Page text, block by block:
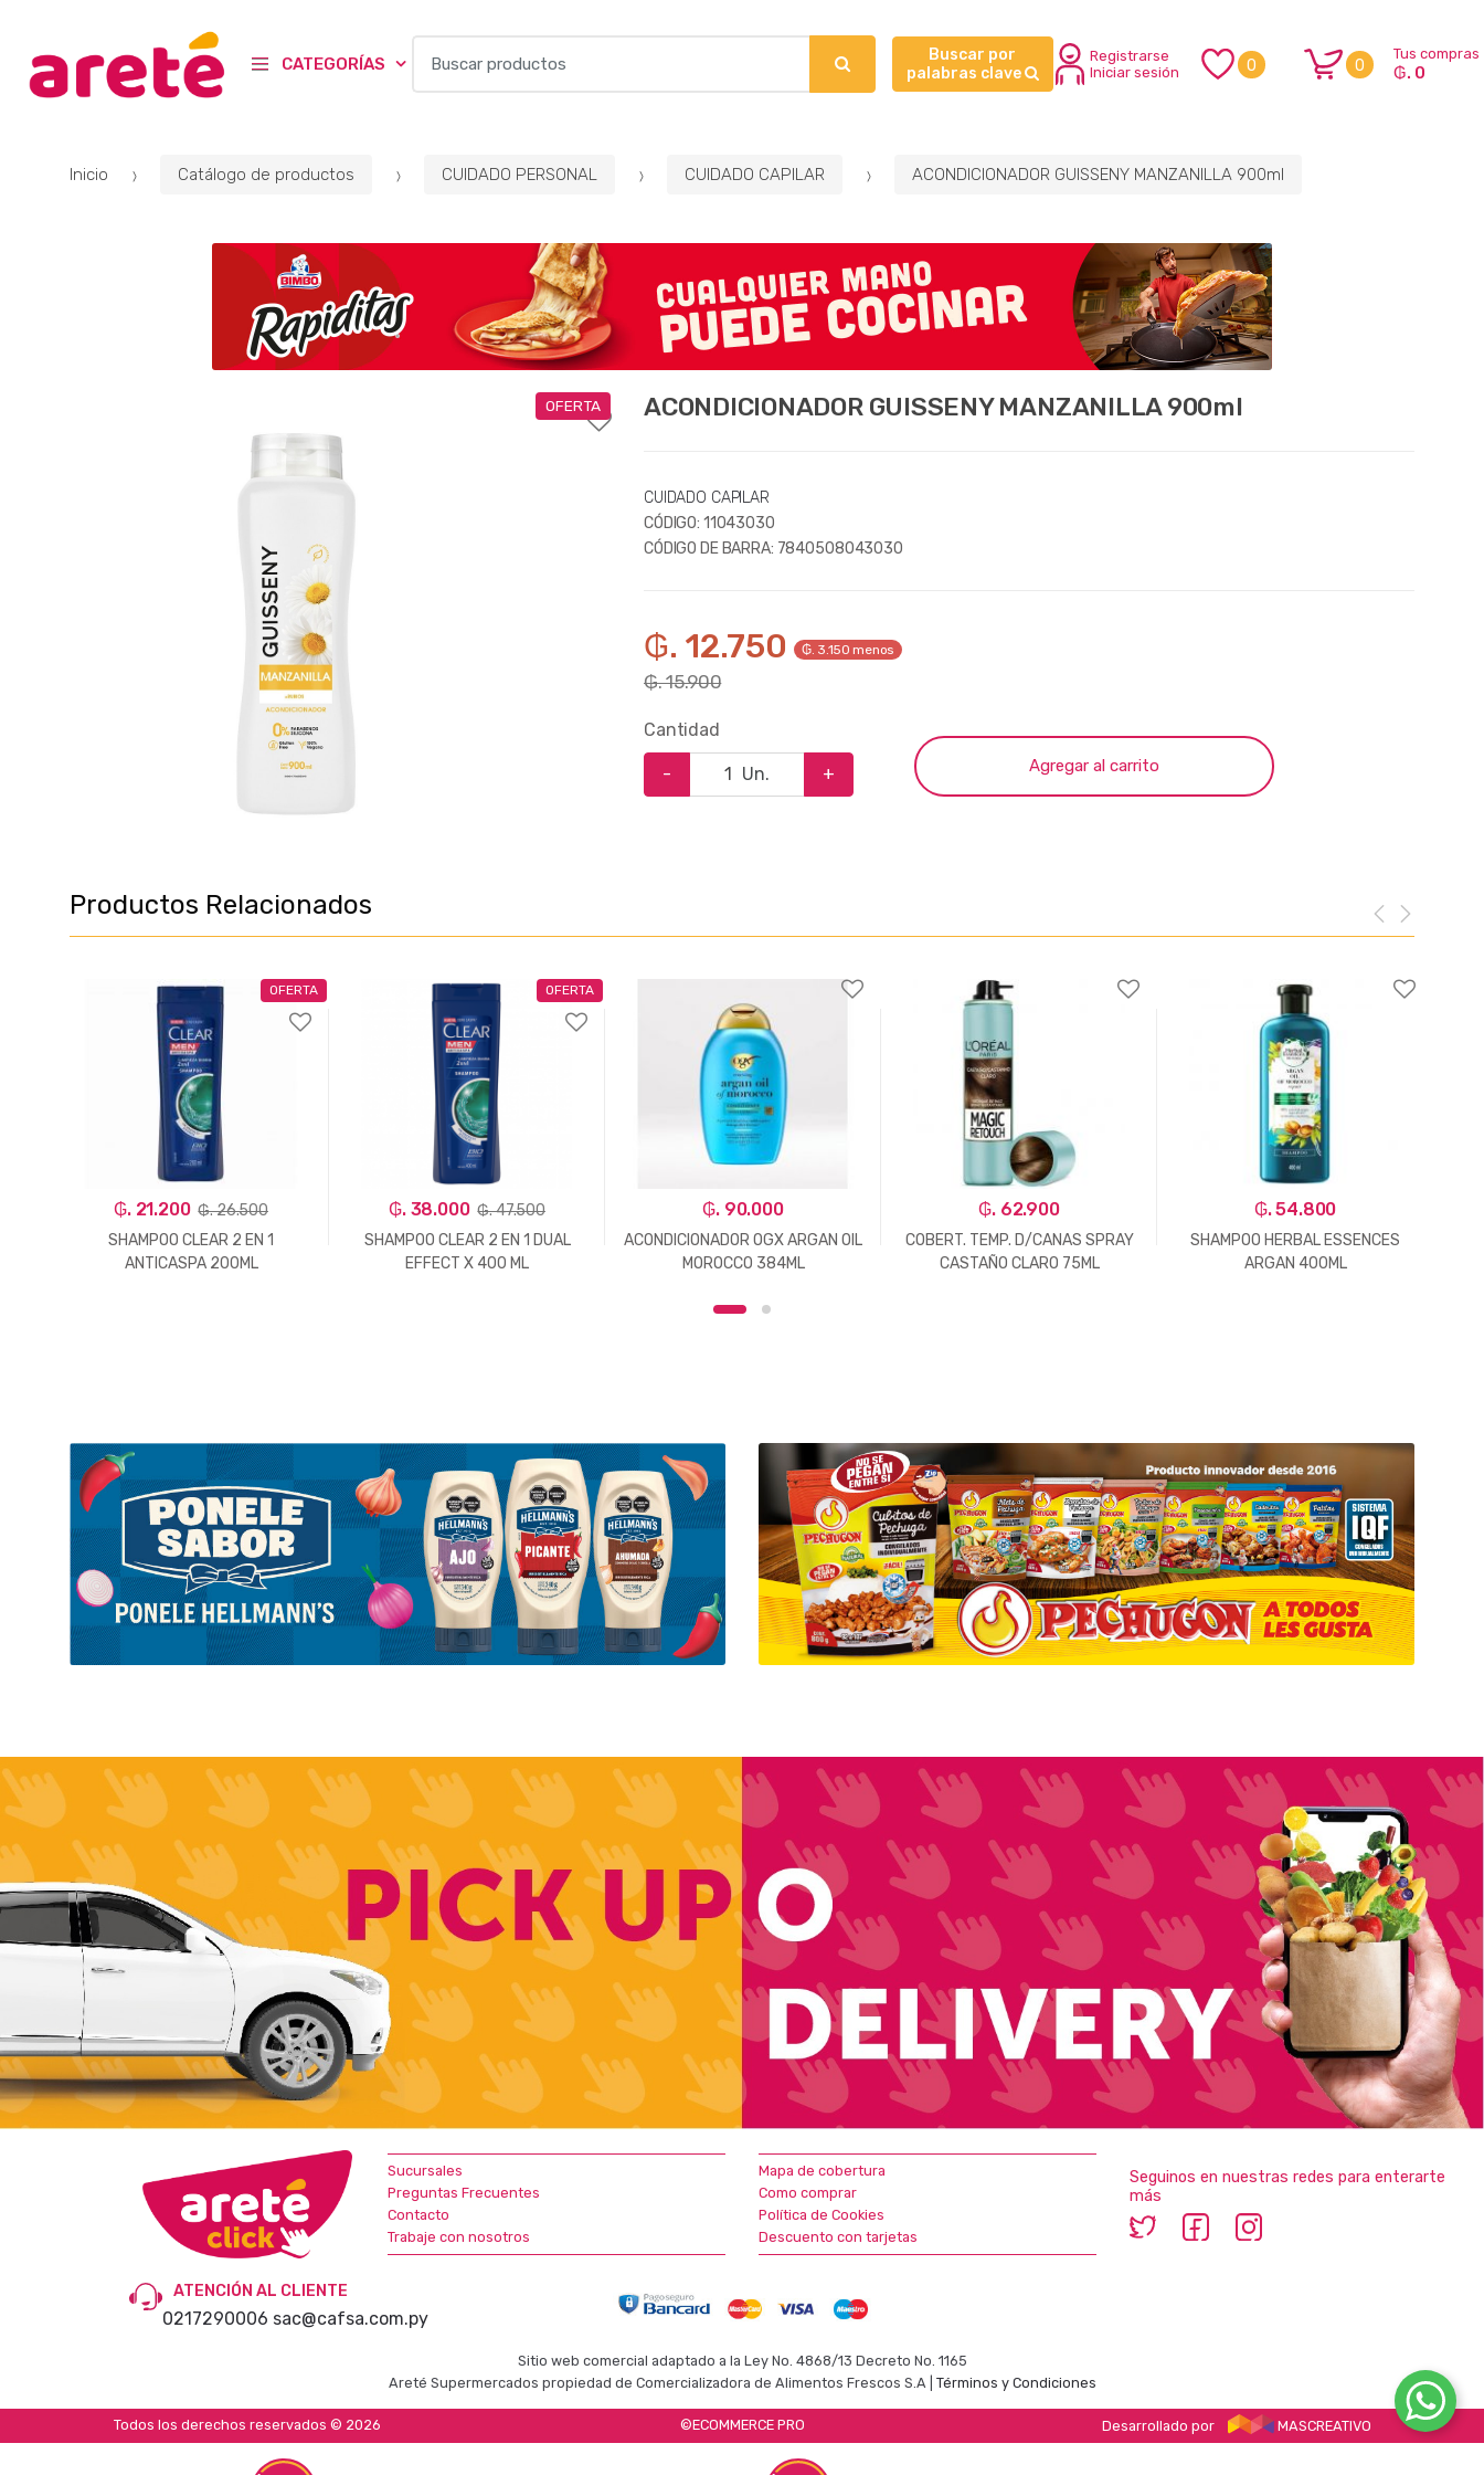
CATEGORÍAS
Buscar por
palabras clave
Registrarse
Iniciar sesión
0 0
Tus compras
₲. 0
Inicio Catálogo de productos CUIDADO PERSONAL CUIDADO CAPILAR ACONDICIONADOR GUISSENY MANZANILLA 900ml
OFERTA ACONDICIONADOR GUISSENY MANZANILLA 900ml
CUIDADO CAPILAR
CÓDIGO: 11043030
CÓDIGO DE BARRA: 7840508043030
₲. 12.750 ₲. 3.150 menos
₲. 15.900
Cantidad
- Un. + Agregar al carrito
Productos Relacionados
OFERTA
₲. 21.200 ₲. 26.500
SHAMPOO CLEAR 2 EN 1
ANTICASPA 200ML
OFERTA
₲. 38.000 ₲. 47.500
SHAMPOO CLEAR 2 EN 1 DUAL
EFFECT X 400 ML
₲. 90.000
ACONDICIONADOR OGX ARGAN OIL
MOROCCO 384ML
₲. 62.900
COBERT. TEMP. D/CANAS SPRAY
CASTAÑO CLARO 75ML
₲. 54.800
SHAMPOO HERBAL ESSENCES
ARGAN 400ML
Sucursales
Preguntas Frecuentes
Contacto
Trabaje con nosotros
Mapa de cobertura
Como comprar
Política de Cookies
Descuento con tarjetas
Seguinos en nuestras redes para enterarte
más
ATENCIÓN AL CLIENTE
0217290006 sac@cafsa.com.py
Sitio web comercial adaptado a la Ley No. 4868/13 Decreto No. 1165
Areté Supermercados propiedad de Comercializadora de Alimentos Frescos S.A | Términos y Condiciones
Todos los derechos reservados © 2026 ©ECOMMERCE PRO Desarrollado por MASCREATIVO